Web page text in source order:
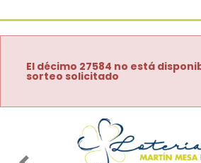
El décimo 27584 no está
sorteo solicitado